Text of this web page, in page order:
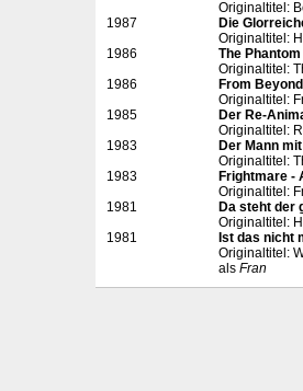
Originaltitel:
1987
Die
Originaltitel:
1986
The
Originaltitel:
1986
From
Originaltitel:
1985
Der Re-
Originaltitel:
1983
Der Mann
Originaltitel:
1983
Frightmare -
Originaltitel:
1981
Da steht der
Originaltitel:
1981
Ist das nicht
Originaltitel:
als Fran